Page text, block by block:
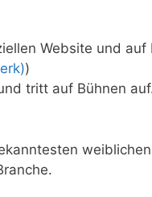
Website und auf
)
tritt auf Bühnen